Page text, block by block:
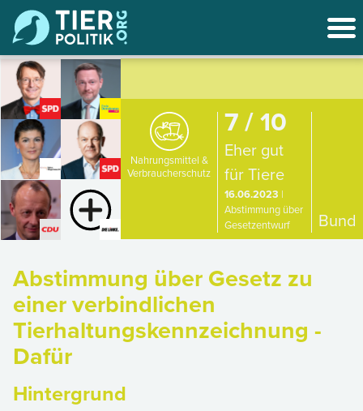
Nahrungsmittel &
Verbraucherschutz
7 / 10
Eher gut
für Tiere
16.06.2023 |
Abstimmung über
Gesetzentwurf
Bund
Abstimmung über Gesetz zu
einer verbindlichen
Tierhaltungskennzeichnung -
Dafür
Hintergrund